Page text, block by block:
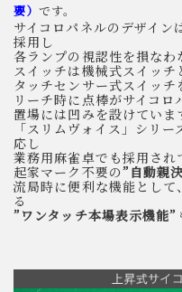
要）です。
サイコロパネルのデザイ
採用し
各ランプの視認性を損なわ
スイッチは機械式スイッ
タッチセンサー式スイッチ
リーチ時に点棒がサイコ
置場には凹みを設けていま
「スリムヴォイス」シリ
応し
業務用麻雀卓でも採用され
起家マーク不要の”自動親
流局時に便利な機能とし
る
”ワンタッチ本場表示機能”